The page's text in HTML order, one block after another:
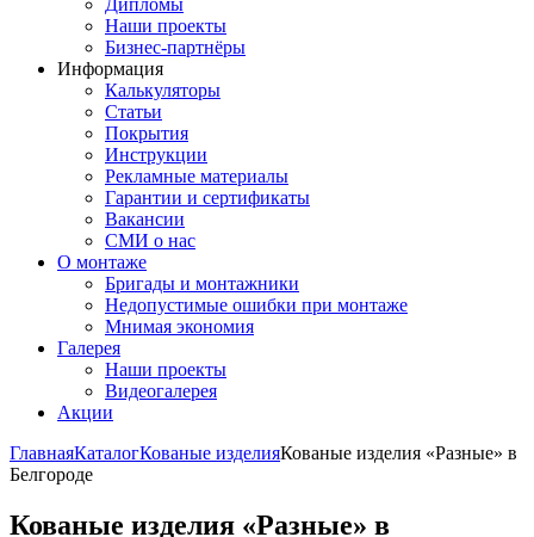
Дипломы
Наши проекты
Бизнес-партнёры
Информация
Калькуляторы
Статьи
Покрытия
Инструкции
Рекламные материалы
Гарантии и сертификаты
Вакансии
СМИ о нас
О монтаже
Бригады и монтажники
Недопустимые ошибки при монтаже
Мнимая экономия
Галерея
Наши проекты
Видеогалерея
Акции
ГлавнаяКаталогКованые изделияКованые изделия «Разные» в
Белгороде
Кованые изделия «Разные» в